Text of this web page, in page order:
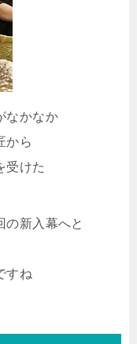
なかなか
から
受けた
の新入幕へと
すね